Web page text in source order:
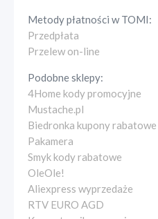
Metody płatności wTOMI:
Przedpłata
Przelew on-line
Podobne sklepy:
4Home kody promocyjne
Mustache.pl
Biedronka kupony rabatowe
Pakamera
Smyk kody rabatowe
OleOle!
Aliexpress wyprzedaże
RTV EURO AGD